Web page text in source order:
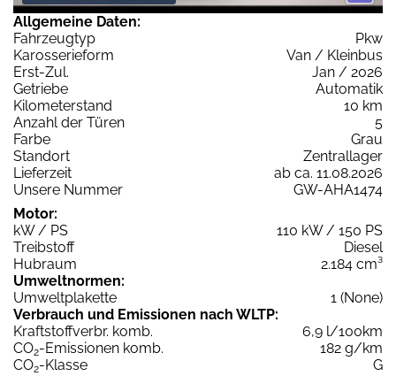
Allgemeine Daten:
Fahrzeugtyp
Pkw
Karosserieform
Van / Kleinbus
Erst-Zul.
Jan / 2026
Getriebe
Automatik
Kilometerstand
10 km
Anzahl der Türen
5
Farbe
Grau
Standort
Zentrallager
Lieferzeit
ab ca. 11.08.2026
Unsere Nummer
GW-AHA1474
Motor:
kW / PS
110 kW / 150 PS
Treibstoff
Diesel
Hubraum
2.184 cm³
Umweltnormen:
Umweltplakette
1 (None)
Verbrauch und Emissionen nach WLTP:
Kraftstoffverbr. komb.
6,9 l/100km
CO2-Emissionen komb.
182 g/km
CO2-Klasse
G